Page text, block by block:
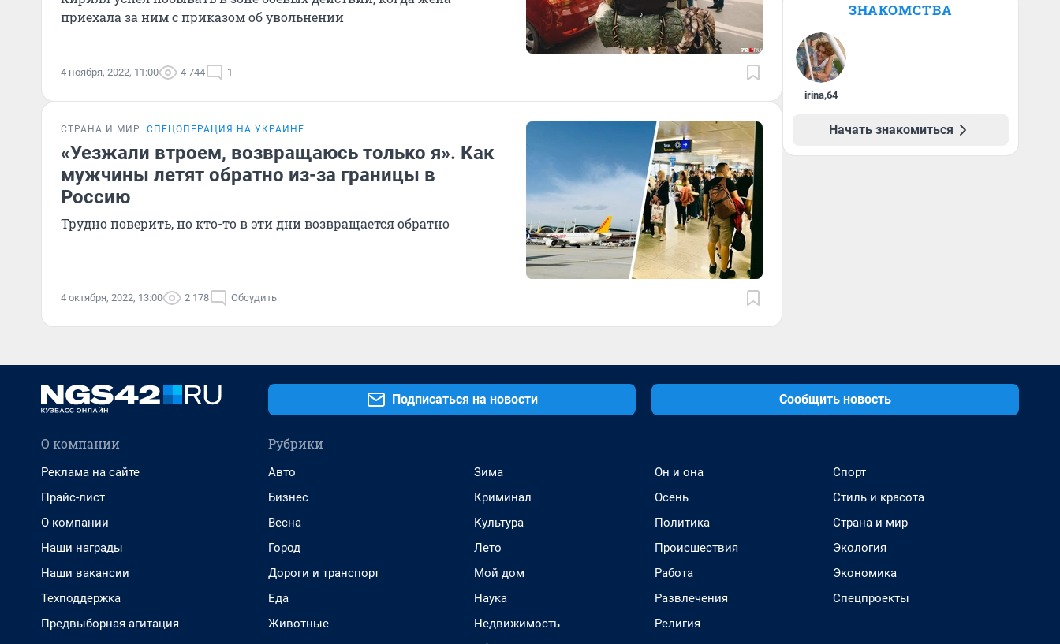
приехала за ним с приказом об увольнении
4 ноября, 2022, 11:00 4 744 1
СТРАНА И МИР СПЕЦОПЕРАЦИЯ НА УКРАИНЕ
«Уезжали втроем, возвращаюсь только я». Как
мужчины летят обратно из-за границы в
Россию
Трудно поверить, но кто-то в эти дни возвращается обратно
4 октября, 2022, 13:00 2 178 Обсудить
ЗНАКОМСТВА
irina,64
Начать знакомиться
Подписаться на новости Сообщить новость
О компании
Реклама на сайте
Прайс-лист
О компании
Наши награды
Наши вакансии
Техподдержка
Предвыборная агитация
Рубрики
Авто
Бизнес
Весна
Город
Дороги и транспорт
Еда
Животные
Зима
Криминал
Культура
Лето
Мой дом
Наука
Недвижимость
Он и она
Осень
Политика
Происшествия
Работа
Развлечения
Религия
Спорт
Стиль и красота
Страна и мир
Экология
Экономика
Спецпроекты